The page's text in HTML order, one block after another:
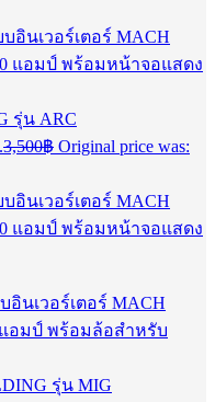
รุ่น ARC
3,500฿ Original price was:
รุ่น MIG